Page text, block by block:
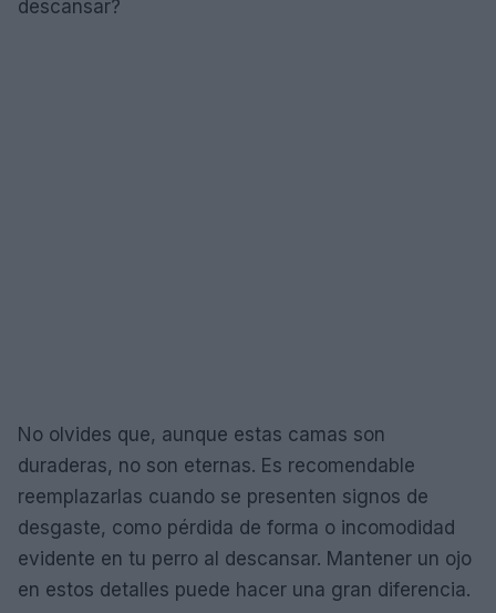
descansar?
No olvides que, aunque estas camas son
duraderas, no son eternas. Es recomendable
reemplazarlas cuando se presenten signos de
desgaste, como pérdida de forma o incomodidad
evidente en tu perro al descansar. Mantener un ojo
en estos detalles puede hacer una gran diferencia.